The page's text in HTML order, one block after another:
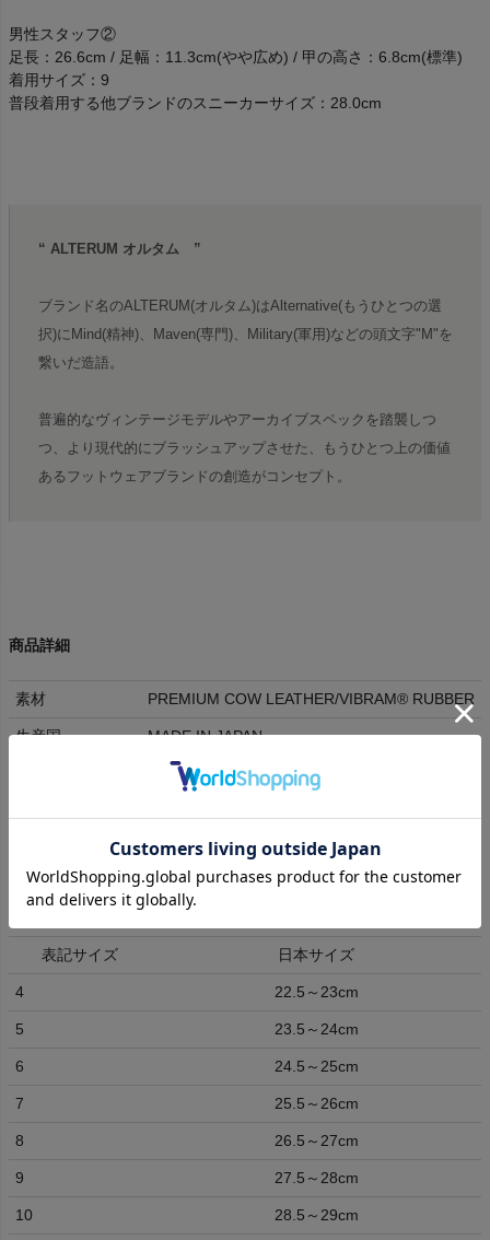
男性スタッフ②
足長：26.6cm / 足幅：11.3cm(やや広め) / 甲の高さ：6.8cm(標準)
着用サイズ：9
普段着用する他ブランドのスニーカーサイズ：28.0cm
“ ALTERUM オルタム ”
ブランド名のALTERUM(オルタム)はAlternative(もうひとつの選
択)にMind(精神)、Maven(専門)、Military(軍用)などの頭文字"M"を
繋いだ造語。
普遍的なヴィンテージモデルやアーカイブスペックを踏襲しつ
つ、より現代的にブラッシュアップさせた、もうひとつ上の価値
あるフットウェアブランドの創造がコンセプト。
商品詳細
素材 PREMIUM COW LEATHER/VIBRAM® RUBBER
生産国 MADE IN JAPAN
全国一律880円
(5,500円以上送料無料)
(詳細はこちら)
ラッピング 不可
表記サイズ 日本サイズ
4 22.5～23cm
5 23.5～24cm
6 24.5～25cm
7 25.5～26cm
8 26.5～27cm
9 27.5～28cm
10 28.5～29cm